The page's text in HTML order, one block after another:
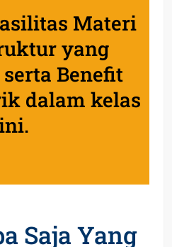
Materi
yang
Benefit
dalam kelas
Saja Yang